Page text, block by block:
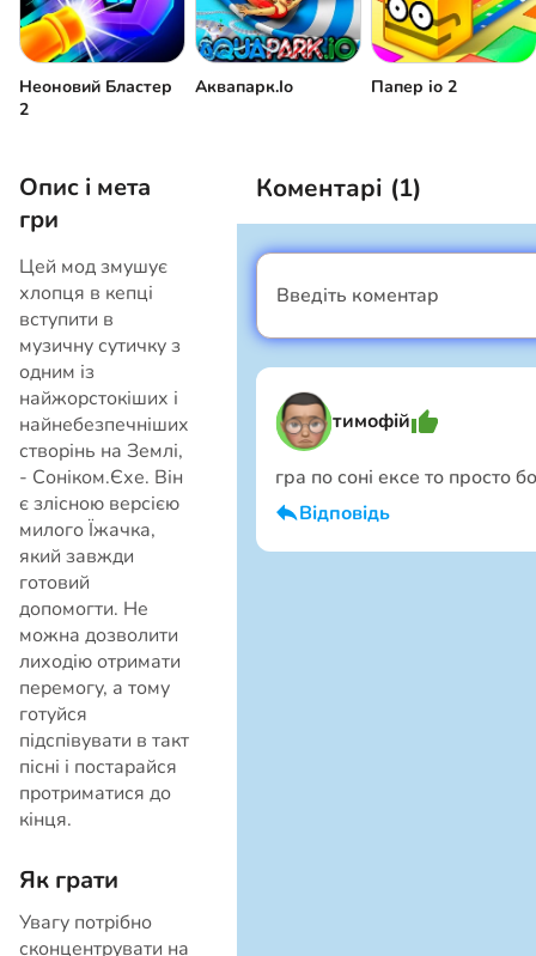
Повернутися назад
Неоновий Бластер
2
Аквапарк.Іо Папер іо 2
Опис і мета
гри
Цей мод змушує
хлопця в кепці
вступити в
музичну сутичку з
одним із
найжорстокіших і
найнебезпечніших
створінь на Землі,
- Соніком.Єхе. Він
є злісною версією
милого Їжачка,
який завжди
готовий
допомогти. Не
можна дозволити
лиходію отримати
перемогу, а тому
готуйся
підспівувати в такт
пісні і постарайся
протриматися до
кінця.
Як грати
Увагу потрібно
сконцентрувати на
Коментарі (1)
тимофій
гра по соні ексе то просто
Відповідь
Я хлопець
Введіть коментар
Я хлопець